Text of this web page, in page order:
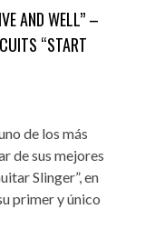
AND WELL” –
“START
de los más
de sus mejores
Slinger”, en
primer y único